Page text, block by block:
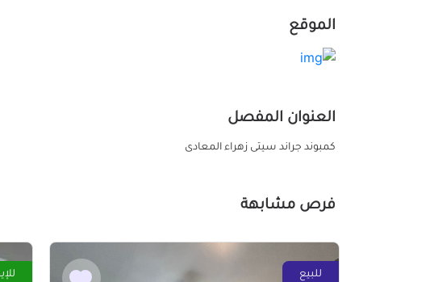
الموقع
العنوان المفصل
كمبوند جراند سيتى زهراء المعادى
فرص مشابهة
للبيع